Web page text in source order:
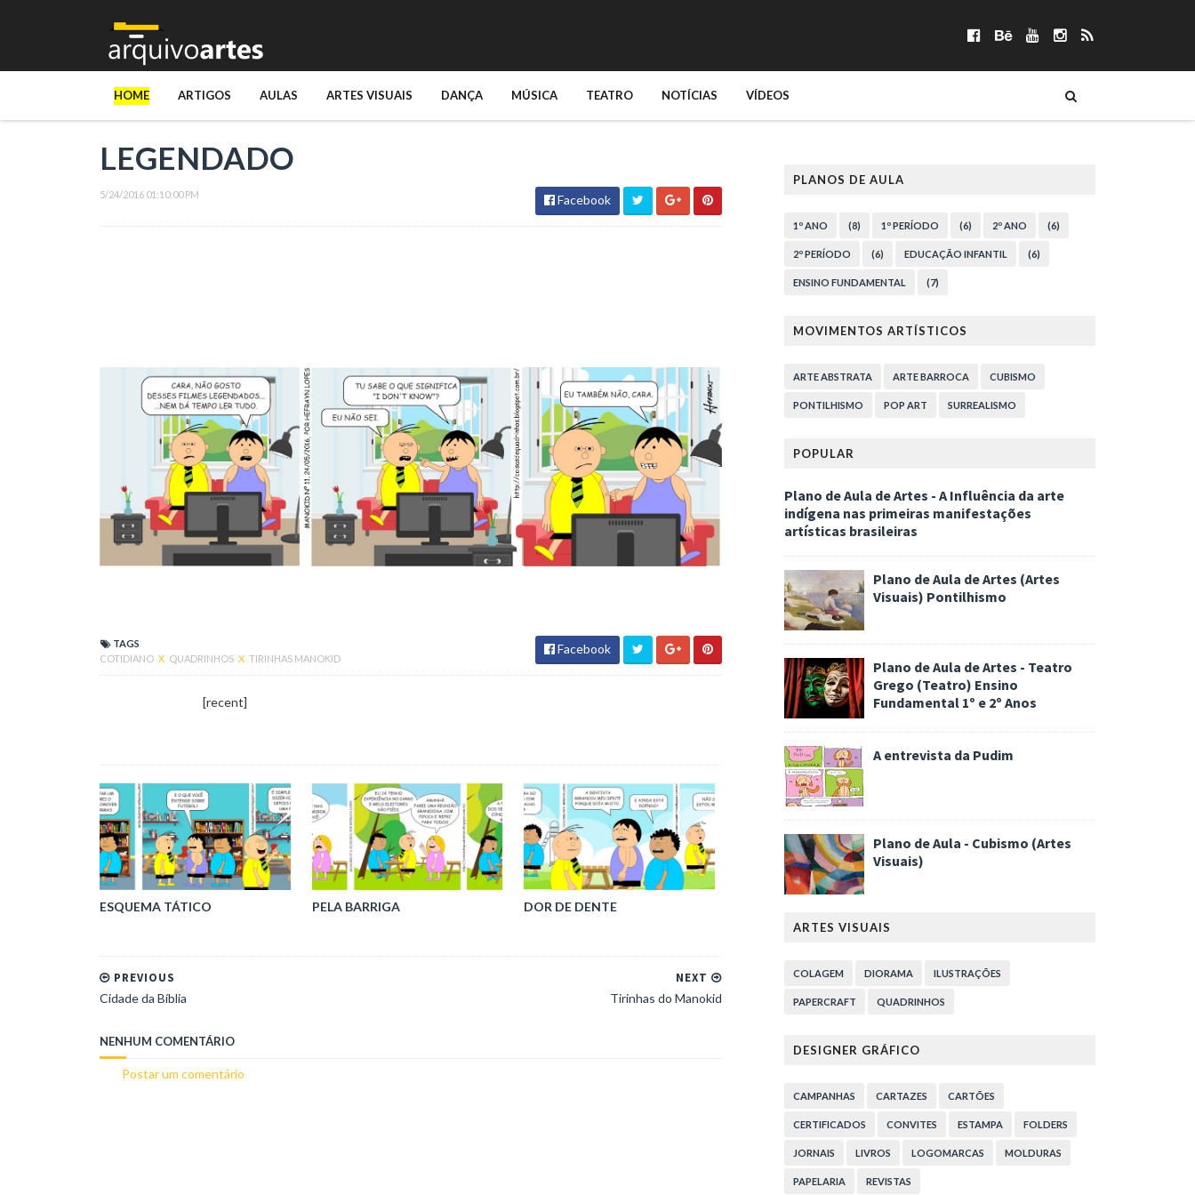
HOME ARTIGOS AULAS ARTES VISUAIS DANÇA MÚSICA TEATRO NOTÍCIAS VÍDEOS
LEGENDADO
5/24/2016 01:10:00 PM Facebook
TAGS
COTIDIANO X QUADRINHOS X TIRINHAS MANOKID
Facebook
[recent]
ESQUEMA TÁTICO PELA BARRIGA DOR DE DENTE
NEXT
Tirinhas do Manokid
PREVIOUS
Cidade da Bíblia
NENHUM COMENTÁRIO
Postar um comentário
PLANOS DE AULA
1º ANO (8) 1º PERÍODO (6) 2º ANO (6)
2º PERÍODO (6) EDUCAÇÃO INFANTIL (6)
ENSINO FUNDAMENTAL (7)
MOVIMENTOS ARTÍSTICOS
ARTE ABSTRATA ARTE BARROCA CUBISMO
PONTILHISMO POP ART SURREALISMO
POPULAR
Plano de Aula de Artes - A Influência da arte
indígena nas primeiras manifestações
artísticas brasileiras
Plano de Aula de Artes (Artes
Visuais) Pontilhismo
Plano de Aula de Artes - Teatro
Grego (Teatro) Ensino
Fundamental 1º e 2º Anos
A entrevista da Pudim
Plano de Aula - Cubismo (Artes
Visuais)
ARTES VISUAIS
COLAGEM DIORAMA ILUSTRAÇÕES
PAPERCRAFT QUADRINHOS
DESIGNER GRÁFICO
CAMPANHAS CARTAZES CARTÕES
CERTIFICADOS CONVITES ESTAMPA FOLDERS
JORNAIS LIVROS LOGOMARCAS MOLDURAS
PAPELARIA REVISTAS